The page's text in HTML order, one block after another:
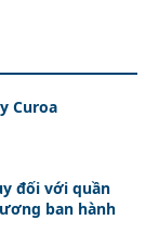
Curoa
đối với quần
ban hành